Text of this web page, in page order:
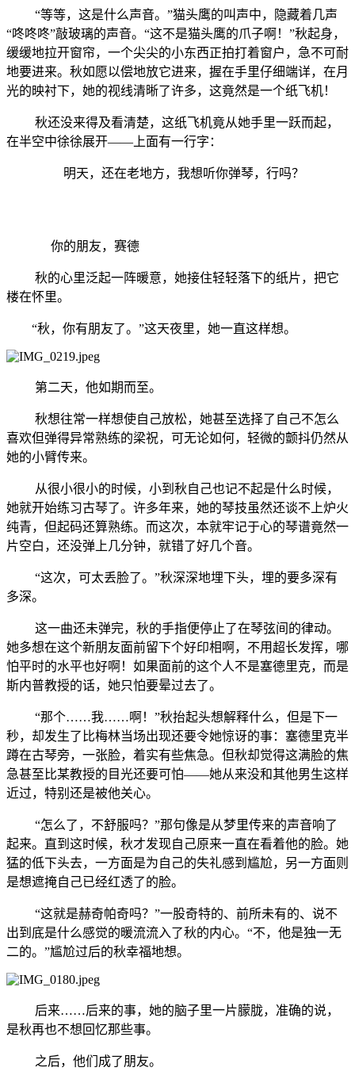
“等等，这是什么声音。”猫头鹰的叫声中，隐藏着几声
“咚咚咚”敲玻璃的声音。“这不是猫头鹰的爪子啊！”秋起身，
缓缓地拉开窗帘，一个尖尖的小东西正拍打着窗户，急不可耐
地要进来。秋如愿以偿地放它进来，握在手里仔细端详，在月
光的映衬下，她的视线清晰了许多，这竟然是一个纸飞机！
秋还没来得及看清楚，这纸飞机竟从她手里一跃而起，
在半空中徐徐展开——上面有一行字：
明天，还在老地方，我想听你弹琴，行吗？
你的朋友，赛德
秋的心里泛起一阵暖意，她接住轻轻落下的纸片，把它
楼在怀里。
“秋，你有朋友了。”这天夜里，她一直这样想。
第二天，他如期而至。
秋想往常一样想使自己放松，她甚至选择了自己不怎么
喜欢但弹得异常熟练的梁祝，可无论如何，轻微的颤抖仍然从
她的小臂传来。
从很小很小的时候，小到秋自己也记不起是什么时候，
她就开始练习古琴了。许多年来，她的琴技虽然还谈不上炉火
纯青，但起码还算熟练。而这次，本就牢记于心的琴谱竟然一
片空白，还没弹上几分钟，就错了好几个音。
“这次，可太丢脸了。”秋深深地埋下头，埋的要多深有
多深。
这一曲还未弹完，秋的手指便停止了在琴弦间的律动。
她多想在这个新朋友面前留下个好印相啊，不用超长发挥，哪
怕平时的水平也好啊！如果面前的这个人不是塞德里克，而是
斯内普教授的话，她只怕要晕过去了。
“那个……我……啊！”秋抬起头想解释什么，但是下一
秒，却发生了比梅林当场出现还要令她惊讶的事：塞德里克半
蹲在古琴旁，一张脸，着实有些焦急。但秋却觉得这满脸的焦
急甚至比某教授的目光还要可怕——她从来没和其他男生这样
近过，特别还是被他关心。
“怎么了，不舒服吗？”那句像是从梦里传来的声音响了
起来。直到这时候，秋才发现自己原来一直在看着他的脸。她
猛的低下头去，一方面是为自己的失礼感到尴尬，另一方面则
是想遮掩自己已经红透了的脸。
“这就是赫奇帕奇吗？”一股奇特的、前所未有的、说不
出到底是什么感觉的暖流流入了秋的内心。“不，他是独一无
二的。”尴尬过后的秋幸福地想。
后来……后来的事，她的脑子里一片朦胧，准确的说，
是秋再也不想回忆那些事。
之后，他们成了朋友。